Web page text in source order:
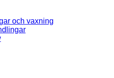
och vaxning